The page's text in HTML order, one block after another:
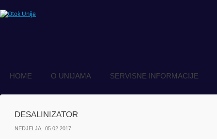
HOME O UNIJAMA SERVISNE INFORMACIJE
DESALINIZATOR
NEDJELJA, 05.02.2017